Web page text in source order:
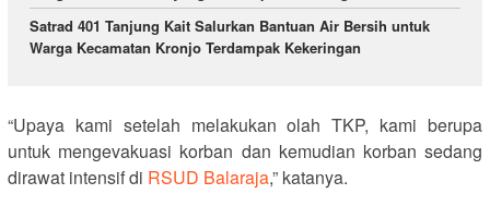
Satrad 401 Tanjung Kait Salurkan Bantuan Air Bersih untuk
Warga Kecamatan Kronjo Terdampak Kekeringan
“Upaya kami setelah melakukan olah TKP, kami berupa
untuk mengevakuasi korban dan kemudian korban sedang
dirawat intensif di RSUD Balaraja,” katanya.